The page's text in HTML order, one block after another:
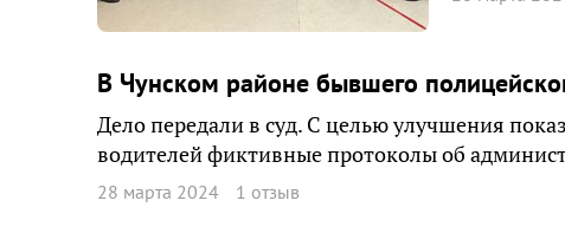
В Чунском районе бывшего
Дело передали в суд. С целью улучшения
водителей фиктивные протоколы об
28 марта 2024 1 отзыв